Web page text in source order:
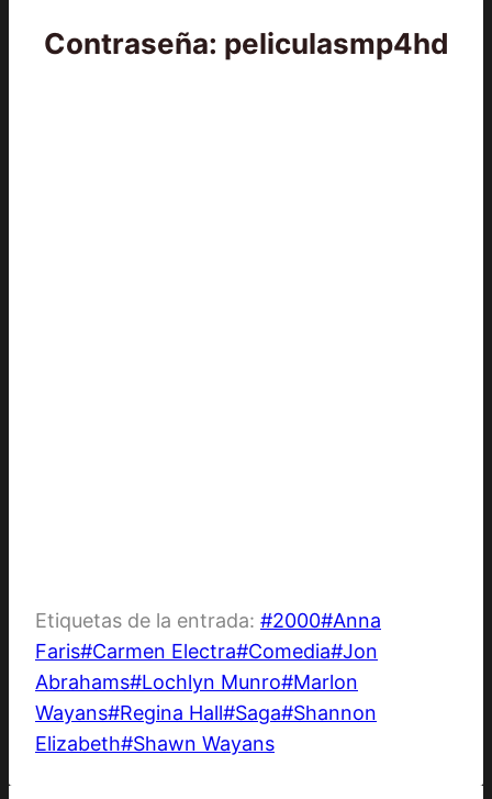
Contraseña: peliculasmp4hd
Etiquetas de la entrada: #2000#Anna
Faris#Carmen Electra#Comedia#Jon
Abrahams#Lochlyn Munro#Marlon
Wayans#Regina Hall#Saga#Shannon
Elizabeth#Shawn Wayans